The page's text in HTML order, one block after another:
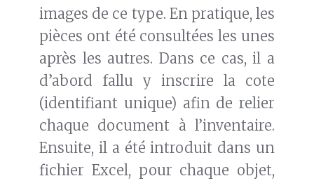
images de ce type. En pratique, les
pièces ont été consultées les unes
après les autres. Dans ce cas, il a
d’abord fallu y inscrire la cote
(identifiant unique) afin de relier
chaque document à l’inventaire.
Ensuite, il a été introduit dans un
fichier Excel, pour chaque objet,